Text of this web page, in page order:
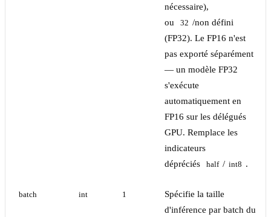
nécessaire),
ou
32 /non défini
(FP32). Le FP16 n'est
pas exporté séparément
— un modèle FP32
s'exécute
automatiquement en
FP16 sur les délégués
GPU. Remplace les
indicateurs
dépréciés
half / int8 .
batch int 1
Spécifie la taille
d'inférence par batch du